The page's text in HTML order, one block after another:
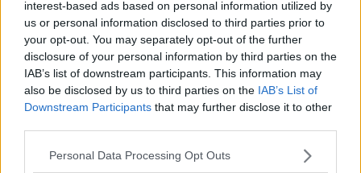
interest-based ads based on personal information utilized by
us or personal information disclosed to third parties prior to
your opt-out. You may separately opt-out of the further
disclosure of your personal information by third parties on the
IAB’s list of downstream participants. This information may
also be disclosed by us to third parties on the IAB’s List of
Downstream Participants that may further disclose it to other
Please note that this website/app uses one or more Google
Personal Data Processing Opt Outs
Franca Valeri: "I miei uomini mi tradivano
e lo sapevo, ma non importava purché..."
Quando ti vergogni di essere rimasto –
dice la dottoressa – sei in una situazione
mio compagno e devo mentire a riguardo